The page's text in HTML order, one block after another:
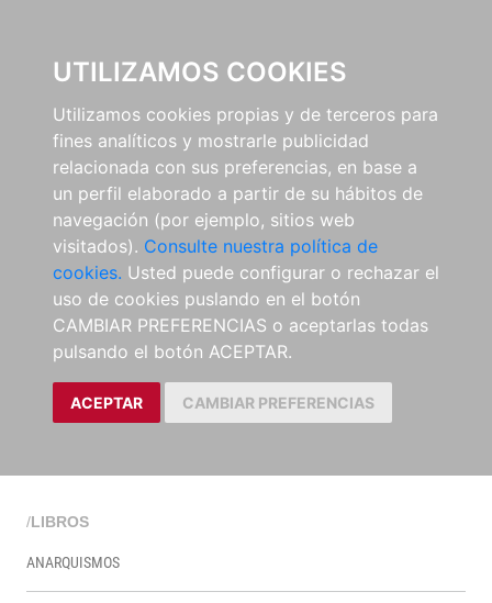
UTILIZAMOS COOKIES
Utilizamos cookies propias y de terceros para
fines analíticos y mostrarle publicidad
relacionada con sus preferencias, en base a
un perfil elaborado a partir de su hábitos de
navegación (por ejemplo, sitios web
visitados). Consulte nuestra política de
cookies. Usted puede configurar o rechazar el
uso de cookies puslando en el botón
CAMBIAR PREFERENCIAS o aceptarlas todas
pulsando el botón ACEPTAR.
ACEPTAR CAMBIAR PREFERENCIAS
/LIBROS
ANARQUISMOS